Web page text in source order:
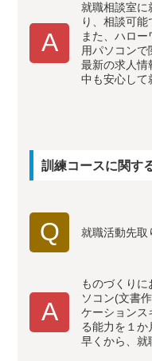
A
就職相談室に
り、相談可能
また、ハロ
用パソコンで
最新の求人情
中も安心して
訓練コースに関す
Q 就職活動先取
A
ものづくり
ソコン(文書
ケーションス
る能力を１か
早くから、就